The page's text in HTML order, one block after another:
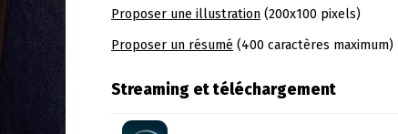
Proposer une illustration (200x100 pixels)
Proposer un résumé (400 caractères maximum)
Streaming et téléchargement